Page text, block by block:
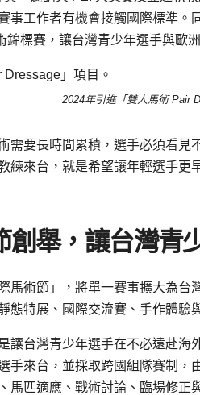
事工作者有機會接觸國際標準。
錦標賽，讓台灣青少年選手與歐
2024年引進「雙人馬術 Pair
需要長時間累積，選手必須看
練來台，就是希望讓年輕選手更
舉，讓台灣青
馬術節」，將單一賽事擴大為
態特展、國際交流賽、手作體驗
讓台灣青少年選手在不必遠赴海
手來台，並採取跨國組隊賽制
馬匹適應、戰術討論、臨場修正